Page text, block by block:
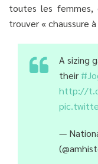
toutes les femmes,
trouver « chaussure
A sizing
their
http://
—